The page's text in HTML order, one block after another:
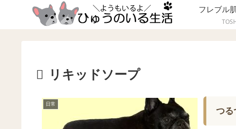
フレブル
リキッドソープ
日常
つる